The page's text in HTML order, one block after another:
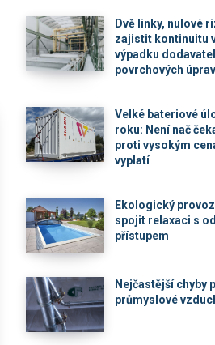
Dvě linky, nulové
zajistit kontinuitu
výpadku
povrchových úprav
Velké bateriové
roku: Není nač
proti vysokým
vyplatí
Ekologický
spojit relaxaci s
přístupem
Nejčastější chyby
průmyslové